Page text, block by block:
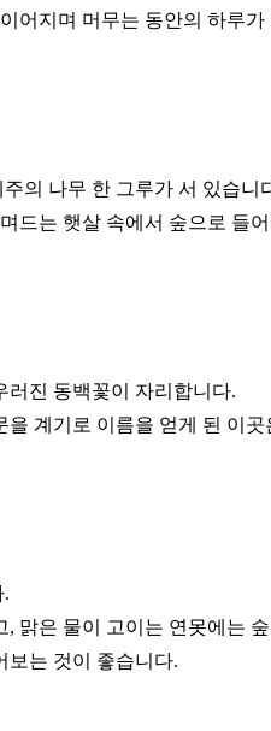
어지며 머무는 동안의 하루
의 나무 한 그루가 서 있습니
드는 햇살 속에서 숲으로 들
러진 동백꽃이 자리합니다.
계기로 이름을 얻게 된 이
.
맑은 물이 고이는 연못에는
보는 것이 좋습니다.